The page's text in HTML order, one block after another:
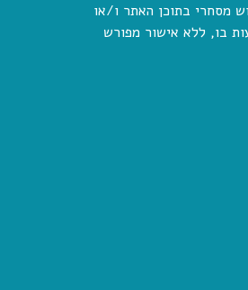
מסחרי בתוכן האתר ו/או
בו, ללא אישור מפורש